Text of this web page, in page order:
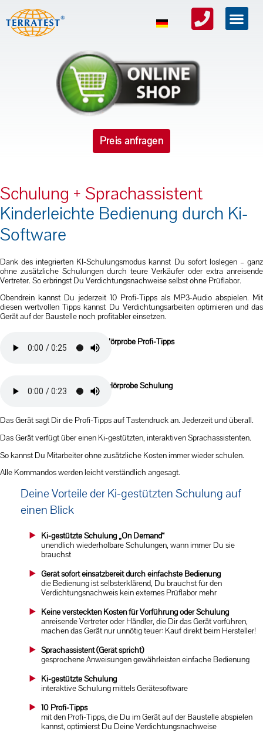
Preis anfragen
Schulung + Sprachassistent
Kinderleichte Bedienung durch Ki-
Software
Dank des integrierten KI-Schulungsmodus kannst Du sofort loslegen – ganz
ohne zusätzliche Schulungen durch teure Verkäufer oder extra anreisende
Vertreter. So erbringst Du Verdichtungsnachweise selbst ohne Prüflabor.
Obendrein kannst Du jederzeit 10 Profi-Tipps als MP3-Audio abspielen. Mit
diesen wertvollen Tipps kannst Du Verdichtungsarbeiten optimieren und das
Gerät auf der Baustelle noch profitabler einsetzen.
Hier Hörprobe Profi-Tipps
Hier Hörprobe Schulung
Das Gerät sagt Dir die Profi-Tipps auf Tastendruck an. Jederzeit und überall.
Das Gerät verfügt über einen Ki-gestützten, interaktiven Sprachassistenten.
So kannst Du Mitarbeiter ohne zusätzliche Kosten immer wieder schulen.
Alle Kommandos werden leicht verständlich angesagt.
Deine Vorteile der Ki-gestützten Schulung auf
einen Blick
Ki-gestützte Schulung „On Demand“
unendlich wiederholbare Schulungen, wann immer Du sie
brauchst
Gerät sofort einsatzbereit durch einfachste Bedienung
die Bedienung ist selbsterklärend, Du brauchst für den
Verdichtungsnachweis kein externes Prüflabor mehr
Keine versteckten Kosten für Vorführung oder Schulung
anreisende Vertreter oder Händler, die Dir das Gerät vorführen,
machen das Gerät nur unnötig teuer: Kauf direkt beim Hersteller!
Sprachassistent (Gerät spricht)
gesprochene Anweisungen gewährleisten einfache Bedienung
Ki-gestützte Schulung
interaktive Schulung mittels Gerätesoftware
10 Profi-Tipps
mit den Profi-Tipps, die Du im Gerät auf der Baustelle abspielen
kannst, optimierst Du Deine Verdichtungsnachweise